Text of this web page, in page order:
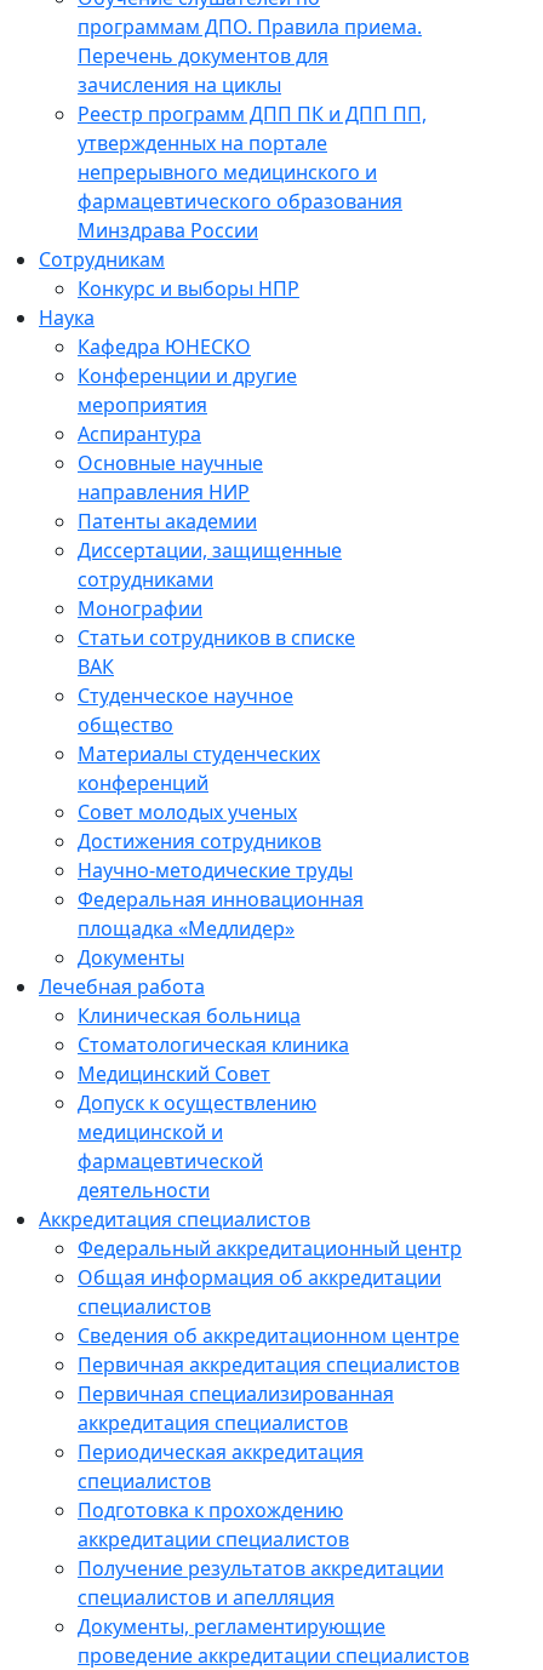
программам ДПО. Правила приема.
Перечень документов для
зачисления на циклы
Реестр программ ДПП ПК и ДПП ПП,
утвержденных на портале
непрерывного медицинского и
фармацевтического образования
Минздрава России
Сотрудникам
Конкурс и выборы НПР
Наука
Кафедра ЮНЕСКО
Конференции и другие
мероприятия
Аспирантура
Основные научные
направления НИР
Патенты академии
Диссертации, защищенные
сотрудниками
Монографии
Статьи сотрудников в списке
ВАК
Студенческое научное
общество
Материалы студенческих
конференций
Совет молодых ученых
Достижения сотрудников
Научно-методические труды
Федеральная инновационная
площадка «Медлидер»
Документы
Лечебная работа
Клиническая больница
Стоматологическая клиника
Медицинский Совет
Допуск к осуществлению
медицинской и
фармацевтической
деятельности
Аккредитация специалистов
Федеральный аккредитационный центр
Общая информация об аккредитации
специалистов
Сведения об аккредитационном центре
Первичная аккредитация специалистов
Первичная специализированная
аккредитация специалистов
Периодическая аккредитация
специалистов
Подготовка к прохождению
аккредитации специалистов
Получение результатов аккредитации
специалистов и апелляция
Документы, регламентирующие
проведение аккредитации специалистов